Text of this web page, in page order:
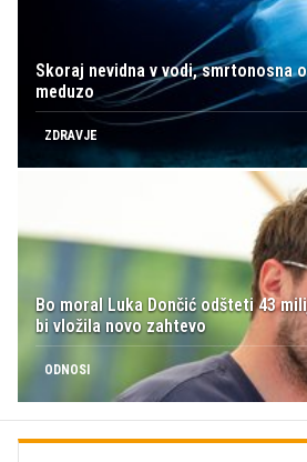
Skoraj nevidna v vodi, smrtonosna
meduzo
ZDRAVJE
Bo moral Luka Dončić odšteti 43
bi vložila novo zahtevo
ODNOSI